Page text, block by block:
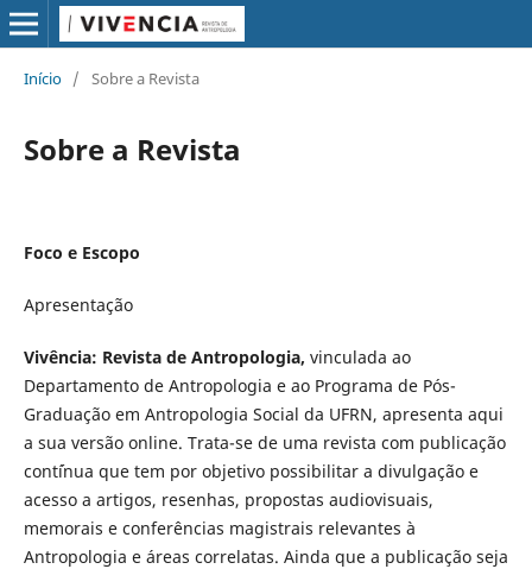
Início / Sobre a Revista
Sobre a Revista
Foco e Escopo
Apresentação
Vivência: Revista de Antropologia, vinculada ao
Departamento de Antropologia e ao Programa de Pós-
Graduação em Antropologia Social da UFRN, apresenta aqui
a sua versão online. Trata-se de uma revista com publicação
cont´ínua que tem por objetivo possibilitar a divulgação e
acesso a artigos, resenhas, propostas audiovisuais,
memorais e conferências magistrais relevantes à
Antropologia e áreas correlatas. Ainda que a publicação seja